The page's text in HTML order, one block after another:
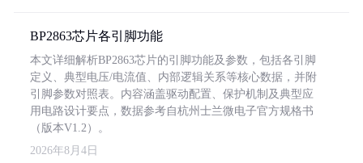
BP2863芯片各引脚功能
本文详细解析BP2863芯片的引脚功能及参数，包括各引脚
定义、典型电压/电流值、内部逻辑关系等核心数据，并附
引脚参数对照表。内容涵盖驱动配置、保护机制及典型应
用电路设计要点，数据参考自杭州士兰微电子官方规格书
（版本V1.2）。
2026年8月4日